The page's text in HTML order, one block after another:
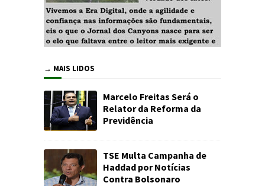
→ MAIS LIDOS
Marcelo Freitas Será o
Relator da Reforma da
Previdência
TSE Multa Campanha de
Haddad por Notícias
Contra Bolsonaro